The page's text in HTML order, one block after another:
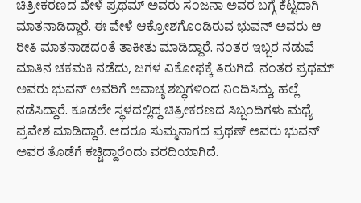
ಚಿತ್ರೀಕರಣದ ವೇಳೆ ಪ್ರಥಮ್ ಅವರು ಸಂಜನಾ ಅವರ ಬಗ್ಗೆ ಕೆಟ್ಟದಾಗಿ
ಮಾತನಾಡಿದ್ದಾರೆ. ಈ ವೇಳೆ ಆಕ್ರೋಶಗೊಂಡಿರುವ ಭುವನ್ ಅವರು ಆ
ರೀತಿ ಮಾತನಾಡದಂತೆ ತಾಕೀತು ಮಾಡಿದ್ದಾರೆ. ನಂತರ ಇಬ್ಬರ ನಡುವೆ
ಮಾತಿನ ಚಕಮಕಿ ನಡೆದು, ಜಗಳ ವಿಕೋಫಕ್ಕೆ ತಿರುಗಿದೆ. ನಂತರ ಪ್ರಥಮ್
ಅವರು ಭುವನ್ ಅವರಿಗೆ ಅವಾಚ್ಯ ಶಬ್ಧಗಳಿಂದ ನಿಂದಿಸಿದ್ದು, ಹಲ್ಲೆ
ನಡೆಸಿದ್ದಾರೆ. ಕೂಡಲೇ ಸ್ಥಳದಲ್ಲಿದ್ದ ಚಿತ್ರೀಕರಣದ ಸಿಬ್ಬಂದಿಗಳು ಮಧ್ಯೆ
ಪ್ರವೇಶ ಮಾಡಿದ್ದಾರೆ. ಆದರೂ ಸುಮ್ಮನಾಗದ ಪ್ರಥಣ್ ಅವರು ಭುವನ್
ಅವರ ತೊಡೆಗೆ ಕಚ್ಚಿದ್ದಾರೆಂದು ವರದಿಯಾಗಿದೆ.